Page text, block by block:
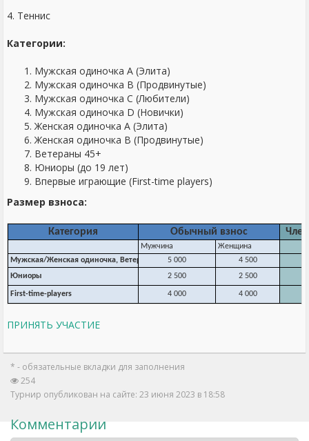
4. Теннис
Категории:
Мужская одиночка А (Элита)
Мужская одиночка В (Продвинутые)
Мужская одиночка С (Любители)
Мужская одиночка D (Новички)
Женская одиночка А (Элита)
Женская одиночка В (Продвинутые)
Ветераны 45+
Юниоры (до 19 лет)
Впервые играющие (First-time players)
Размер взноса:
Категория Обычный взнос
Мужчина
Женщина
Мужская/Женская одиночка, Ветераны
5 000
4 500
Юниоры
2 500 2 500
First-time-players 4 000 4 000
ПРИНЯТЬ УЧАСТИЕ
* - обязательные вкладки для заполнения
254
Турнир опубликован на сайте: 23 июня 2023 в 18:58
Комментарии